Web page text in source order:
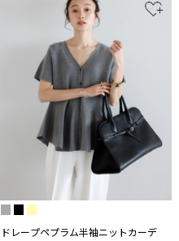
ドレープペプラム半袖ニットカーデ